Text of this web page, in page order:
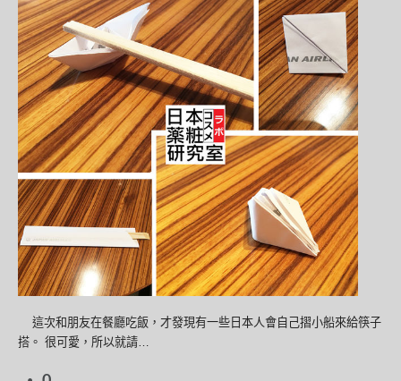
這次和朋友在餐廳吃飯，才發現有一些日本人會自己摺小船來給筷子
搭。 很可愛，所以就請…